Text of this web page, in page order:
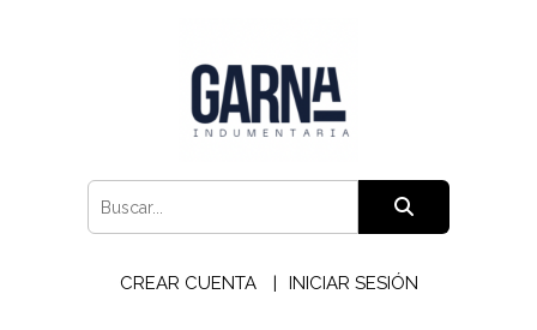
CREAR CUENTA INICIAR SESIÓN